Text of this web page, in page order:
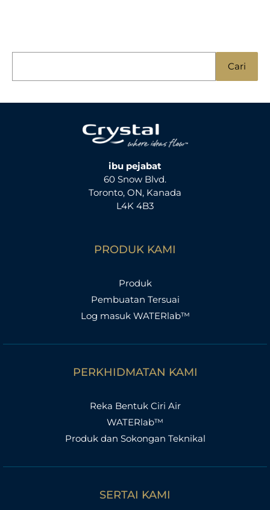
Cari
ibu pejabat
60 Snow Blvd.
Toronto, ON, Kanada
L4K 4B3
PRODUK KAMI
Produk
Pembuatan Tersuai
Log masuk WATERlab™
PERKHIDMATAN KAMI
Reka Bentuk Ciri Air
WATERlab™
Produk dan Sokongan Teknikal
SERTAI KAMI